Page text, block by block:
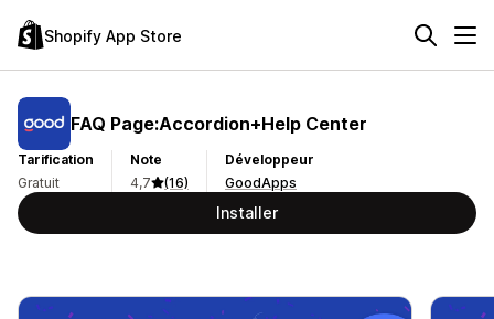
Shopify App Store
FAQ Page:Accordion+Help Center
Tarification
Gratuit
Note
4,7
(16)
Développeur
GoodApps
Installer